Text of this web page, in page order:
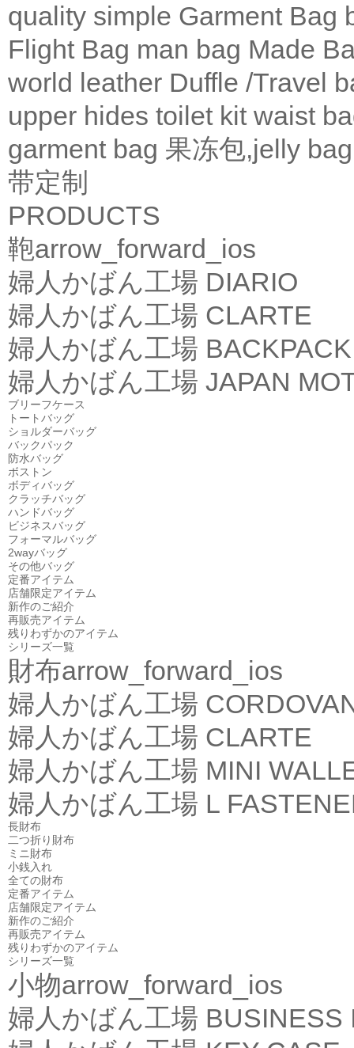
quality simple Garment Bag
Flight Bag man bag Made
world leather Duffle /Travel
upper hides toilet kit waist
garment bag 果冻包,jelly bag
带定制
PRODUCTS
鞄arrow_forward_ios
婦人かばん工場 DIARIO
婦人かばん工場 CLARTE
婦人かばん工場 BACKPACK
婦人かばん工場 JAPAN
ブリーフケース
トートバッグ
ショルダーバッグ
バックパック
防水バッグ
ボストン
ボディバッグ
クラッチバッグ
ハンドバッグ
ビジネスバッグ
フォーマルバッグ
2wayバッグ
その他バッグ
定番アイテム
店舗限定アイテム
新作のご紹介
再販売アイテム
残りわずかのアイテム
シリーズ一覧
財布arrow_forward_ios
婦人かばん工場
婦人かばん工場 CLARTE
婦人かばん工場 MINI
婦人かばん工場 L
長財布
二つ折り財布
ミニ財布
小銭入れ
全ての財布
定番アイテム
店舗限定アイテム
新作のご紹介
再販売アイテム
残りわずかのアイテム
シリーズ一覧
小物arrow_forward_ios
婦人かばん工場 BUSINESS